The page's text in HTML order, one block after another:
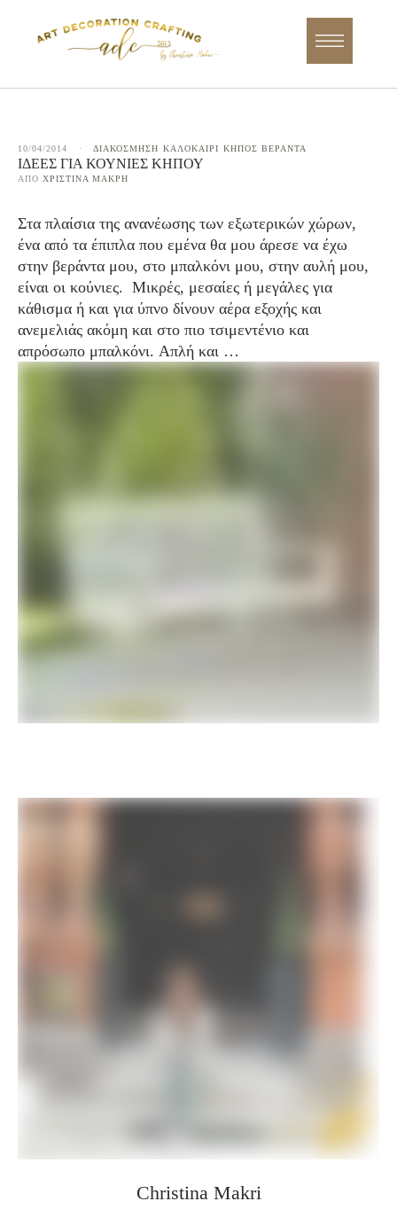
10/04/2014 · ΔΙΑΚΟΣΜΗΣΗ ΚΑΛΟΚΑΙΡΙ ΚΗΠΟΣ ΒΕΡΑΝΤΑ
ΙΔΈΕΣ ΓΙΑ ΚΟΎΝΙΕΣ ΚΉΠΟΥ
ΑΠΌ ΧΡΙΣΤΊΝΑ ΜΑΚΡΉ
Στα πλαίσια της ανανέωσης των εξωτερικών χώρων,
ένα από τα έπιπλα που εμένα θα μου άρεσε να έχω
στην βεράντα μου, στο μπαλκόνι μου, στην αυλή μου,
είναι οι κούνιες. Μικρές, μεσαίες ή μεγάλες για
κάθισμα ή και για ύπνο δίνουν αέρα εξοχής και
ανεμελιάς ακόμη και στο πιο τσιμεντένιο και
απρόσωπο μπαλκόνι. Απλή και …
Christina Makri